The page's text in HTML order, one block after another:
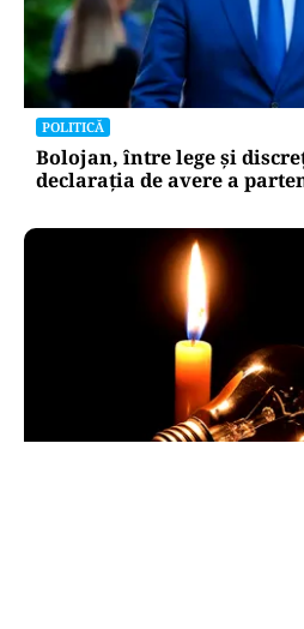
POLITICĂ
Bolojan, între lege și
declarația de avere a